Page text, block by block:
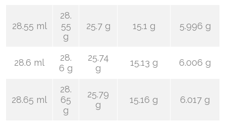
28.55 ml
28.
55
g
25.7 g 15.1 g 5.996 g
28.6 ml
28.
6 g
25.74
g
15.13 g 6.006 g
28.65 ml
28.
65
g
25.79
g
15.16 g 6.017 g